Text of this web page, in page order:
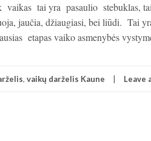
vaikas tai yra pasaulio stebuklas,
jaučia, džiaugiasi, bei liūdi. Tai
etapas vaiko asmenybės
, vaikų darželis Kaune Leave